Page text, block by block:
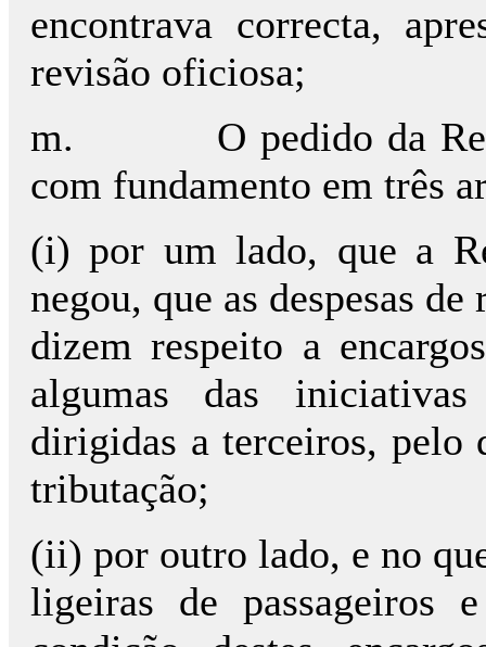
encontrava correcta,
revisão oficiosa;
m.
O pedido da
com fundamento em três
(i) por um lado, que a
negou, que as despesas
dizem respeito a
algumas das iniciativas
dirigidas a terceiros, pelo
tributação;
(ii) por outro lado, e no
ligeiras de passageiros